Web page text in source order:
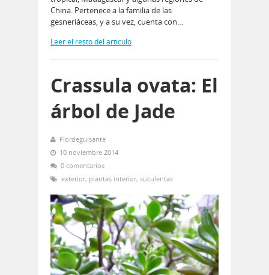
China. Pertenece a la familia de las
gesneriáceas, y a su vez, cuenta con…
Leer el resto del artículo
Crassula ovata: El
árbol de Jade
Flordeguisante
10 noviembre 2014
0 comentarios
exterior, plantas interior, suculentas